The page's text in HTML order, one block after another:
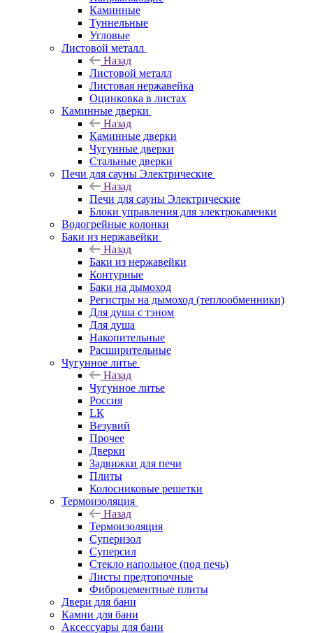
Каминные
Туннельные
Угловые
Листовой металл
Назад
Листовой металл
Листовая нержавейка
Оцинковка в листах
Каминные дверки
Назад
Каминные дверки
Чугунные дверки
Стальные дверки
Печи для сауны Электрические
Назад
Печи для сауны Электрические
Блоки управления для электрокаменки
Водогрейные колонки
Баки из нержавейки
Назад
Баки из нержавейки
Контурные
Баки на дымоход
Регистры на дымоход (теплообменники)
Для душа с тэном
Для душа
Накопительные
Расширительные
Чугунное литье
Назад
Чугунное литье
Россия
LК
Везувий
Прочее
Дверки
Задвижки для печи
Плиты
Колосниковые решетки
Термоизоляция
Назад
Термоизоляция
Суперизол
Суперсил
Стекло напольное (под печь)
Листы предтопочные
Фиброцементные плиты
Двери для бани
Камни для бани
Аксессуары для бани